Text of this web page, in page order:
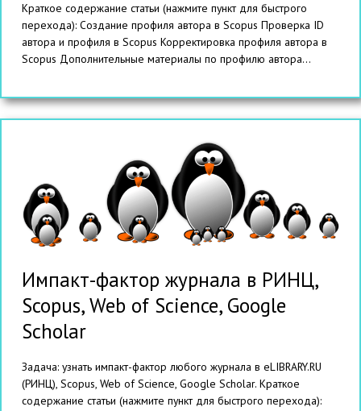
Краткое содержание статьи (нажмите пункт для быстрого
перехода): Создание профиля автора в Scopus Проверка ID
автора и профиля в Scopus Корректировка профиля автора в
Scopus Дополнительные материалы по профилю автора...
Импакт-фактор журнала в РИНЦ,
Scopus, Web of Science, Google
Scholar
Задача: узнать импакт-фактор любого журнала в eLIBRARY.RU
(РИНЦ), Scopus, Web of Science, Google Scholar. Краткое
содержание статьи (нажмите пункт для быстрого перехода):